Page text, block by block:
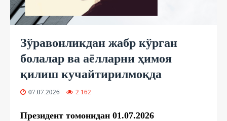
Зўравонликдан жабр кўрган
болалар ва аёлларни ҳимоя
қилиш кучайтирилмоқда
07.07.2026 2 162
Президент томонидан 01.07.2026